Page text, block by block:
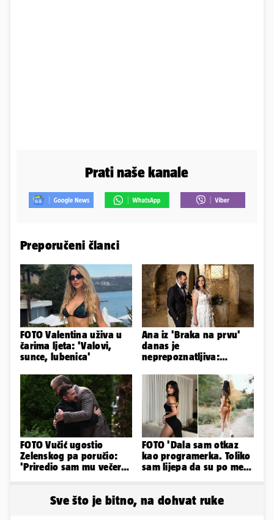
Prati naše kanale
Preporučeni članci
FOTO Valentina uživa u
čarima ljeta: 'Valovi,
sunce, lubenica'
Ana iz 'Braka na prvu'
danas je
neprepoznatljiva:
ovako sad izgleda
FOTO Vučić ugostio
Zelenskog pa poručio:
'Priredio sam mu večeru
FOTO 'Dala sam otkaz
kao programerka. Toliko
sam lijepa da su po meni
Sve što je bitno, na dohvat ruke